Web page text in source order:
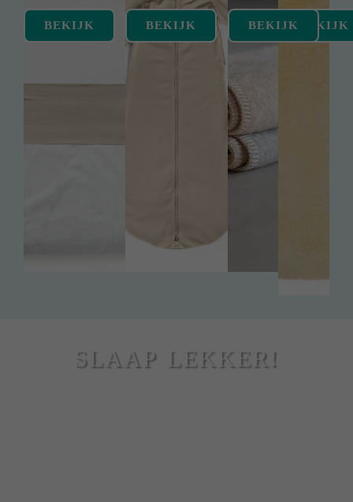
BEKIJK BEKIJK BEKIJK
BEKIJK
SLAAP LEKKER!